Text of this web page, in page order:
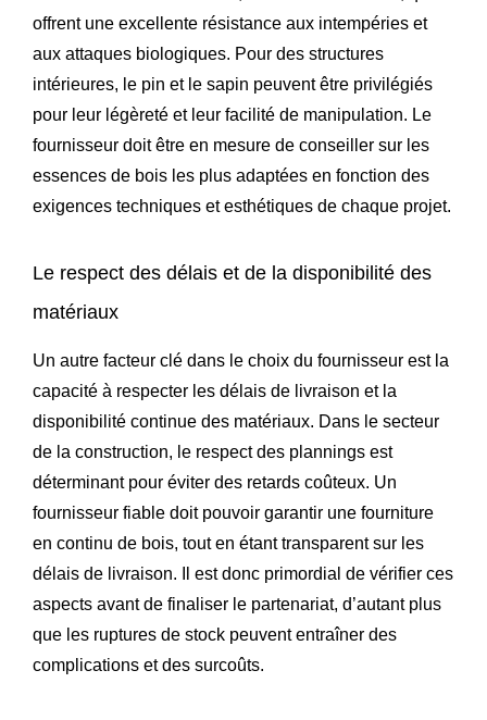
offrent une excellente résistance aux intempéries et
aux attaques biologiques. Pour des structures
intérieures, le pin et le sapin peuvent être privilégiés
pour leur légèreté et leur facilité de manipulation. Le
fournisseur doit être en mesure de conseiller sur les
essences de bois les plus adaptées en fonction des
exigences techniques et esthétiques de chaque projet.
Le respect des délais et de la disponibilité des
matériaux
Un autre facteur clé dans le choix du fournisseur est la
capacité à respecter les délais de livraison et la
disponibilité continue des matériaux. Dans le secteur
de la construction, le respect des plannings est
déterminant pour éviter des retards coûteux. Un
fournisseur fiable doit pouvoir garantir une fourniture
en continu de bois, tout en étant transparent sur les
délais de livraison. Il est donc primordial de vérifier ces
aspects avant de finaliser le partenariat, d’autant plus
que les ruptures de stock peuvent entraîner des
complications et des surcoûts.